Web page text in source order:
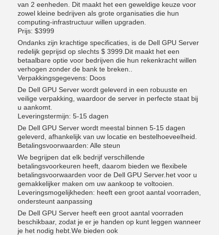
van 2 eenheden. Dit maakt het een geweldige keuze voor
zowel kleine bedrijven als grote organisaties die hun
computing-infrastructuur willen upgraden.
Prijs: $3999
Ondanks zijn krachtige specificaties, is de Dell GPU Server
redelijk geprijsd op slechts $ 3999.Dit maakt het een
betaalbare optie voor bedrijven die hun rekenkracht willen
verhogen zonder de bank te breken..
Verpakkingsgegevens: Doos
De Dell GPU Server wordt geleverd in een robuuste en
veilige verpakking, waardoor de server in perfecte staat bij
u aankomt.
Leveringstermijn: 5-15 dagen
De Dell GPU Server wordt meestal binnen 5-15 dagen
geleverd, afhankelijk van uw locatie en bestelhoeveelheid.
Betalingsvoorwaarden: Alle steun
We begrijpen dat elk bedrijf verschillende
betalingsvoorkeuren heeft, daarom bieden we flexibele
betalingsvoorwaarden voor de Dell GPU Server.het voor u
gemakkelijker maken om uw aankoop te voltooien.
Leveringsmogelijkheden: heeft een groot aantal voorraden,
ondersteunt aanpassing
De Dell GPU Server heeft een groot aantal voorraden
beschikbaar, zodat je er je handen op kunt leggen wanneer
je het nodig hebt.We bieden ook